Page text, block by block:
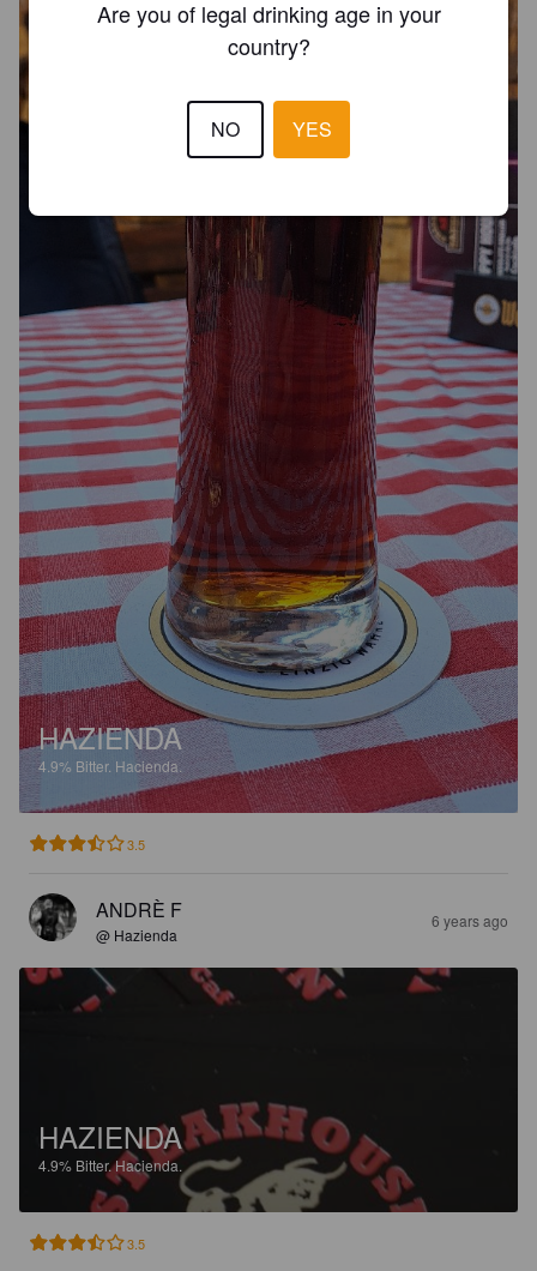
HAZIENDA
4.9% Bitter. Hacienda.
3.5
ANDRÈ F
@ Hazienda
6 years ago
HAZIENDA
4.9% Bitter.Hacienda.
3.5
Are you of legal drinking age in your
country?
NO YES